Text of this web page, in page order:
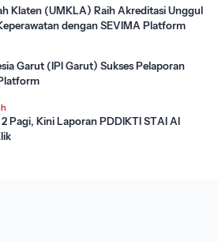
Klaten (UMKLA) Raih Akreditasi Unggul
dengan SEVIMA Platform
Garut (IPI Garut) Sukses Pelaporan
Pagi, Kini Laporan PDDIKTI STAI Al